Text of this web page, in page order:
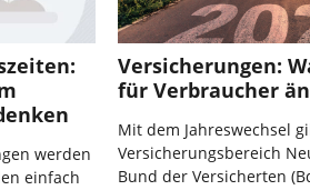
werden
einfach
Versicherungen:
für Verbraucher
Mit dem Jahreswechsel
Versicherungsbereich
Bund der Versicherten